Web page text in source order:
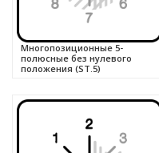
Многопозиционные 5-
полюсные без нулевого
положения (ST.5)